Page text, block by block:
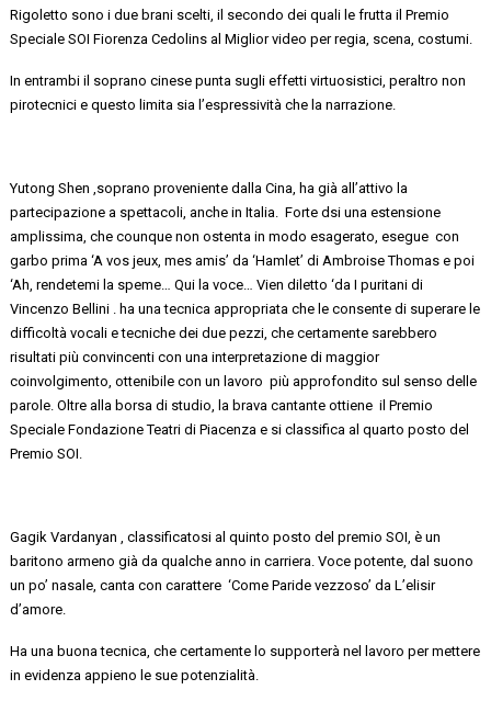
Rigoletto sono i due brani scelti, il secondo dei quali le frutta ilPremio
Speciale SOI Fiorenza Cedolins al Miglior video per regia, scena, costumi.
In entrambi il soprano cinese punta sugli effetti virtuosistici, peraltro non
pirotecnici e questo limita sia l’espressività che la narrazione
Yutong Shen soprano proveniente dalla Cina, ha già all’attivo la
partecipazione a spettacoli, anche in Italia.Fortedsi una estensione
amplissima, checounque non ostenta in modo esagerato,esegue con
garbo prima ‘Avos jeux,mes amis’ da ‘Hamlet’ di Ambroise Thomas e poi
‘Ah, rendetemi la speme… Qui la voce… Vien diletto ‘da I puritani di
Vincenzo Bellini .
ha una tecnica appropriata che le consente di superare le
difficoltà vocali e tecniche dei due pezzi, che certamente sarebbero
risultati più convincenti con una interpretazione di maggior
coinvolgimento, ottenibile con un lavoro più approfondito sul senso delle
parole Oltre alla borsa di studio, la brava cantante ottiene ilPremio
Speciale Fondazione Teatri di Piacenza e si classifica al quarto posto del
Premio SOI.
Gagik Vardanyan classificatosi al quinto posto del premio SOI è un
baritono armeno giàda qualche anno in carriera . Voce potente, dal suono
un po’nasale,canta con carattere ‘Come Paride vezzoso’ da L’elisir
d’amore
Ha una buona tecnica, che certamente lo supporterà nel lavoro per mettere
in evidenza appieno le sue potenzialità.